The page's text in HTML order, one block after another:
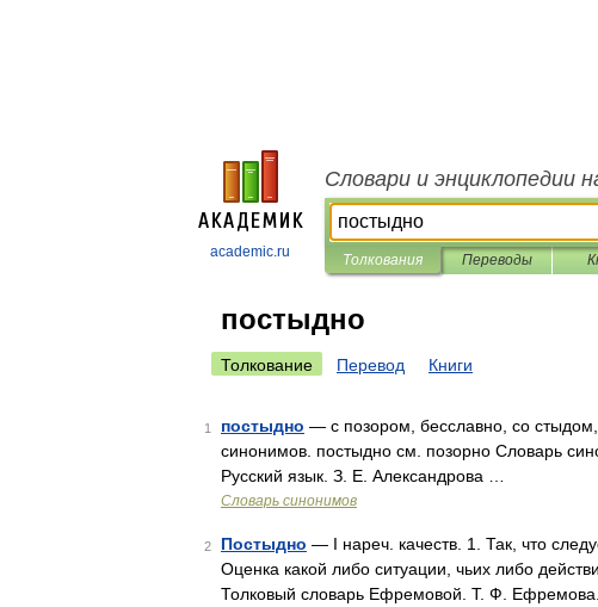
academic.ru
Словари и энциклопедии
Толкования Переводы
постыдно
Толкование Перевод Книги
1 постыдно — с позором, бесславно, со
синонимов. постыдно см. позорно Словарь
Русский язык. З. Е. Александрова …
Словарь синонимов
2 Постыдно — I нареч. качеств. 1. Так, что
Оценка какой либо ситуации, чьих либо
Толковый словарь Ефремовой. Т. Ф.